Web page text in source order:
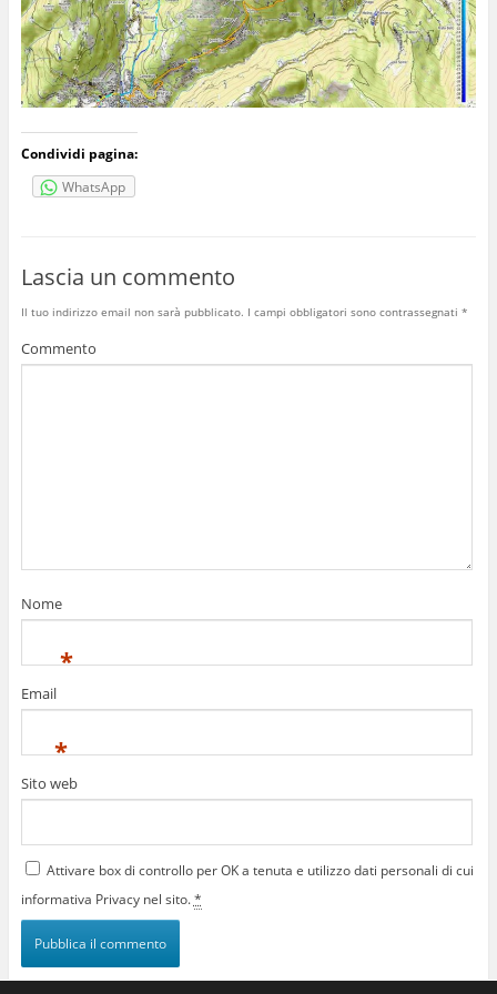
Condividi pagina:
WhatsApp
Lascia un commento
Il tuo indirizzo email non sarà pubblicato. I campi obbligatori sono contrassegnati *
Commento
Nome
*
Email
*
Sito web
Attivare box di controllo per OK a tenuta e utilizzo dati personali di cui
informativa Privacy nel sito.*